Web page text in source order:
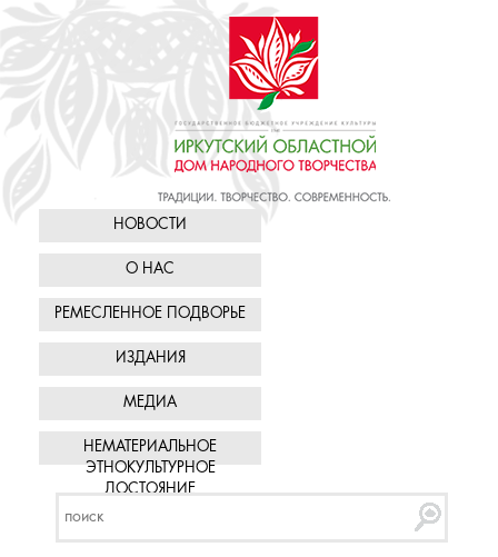
НОВОСТИ
О НАС
РЕМЕСЛЕННОЕ ПОДВОРЬЕ
ИЗДАНИЯ
МЕДИА
НЕМАТЕРИАЛЬНОЕ
ЭТНОКУЛЬТУРНОЕ
ДОСТОЯНИЕ